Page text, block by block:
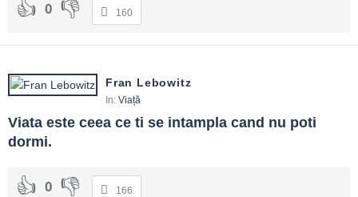
0 160
Fran Lebowitz
In: Viață
Viata este ceea ce ti se intampla cand nu poti
dormi.
0 166